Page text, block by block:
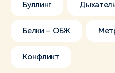
Буллинг
Белки – ОБЖ
Конфликт